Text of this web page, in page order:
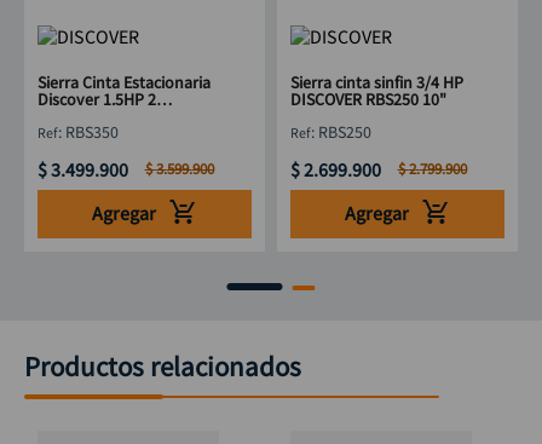
Sierra Cinta Estacionaria
Discover 1.5HP 2
: RBS350
$3.499.900 $3.599.900
Agregar
Sierra cinta sinfin 3/4 HP
DISCOVER RBS250 10"
: RBS250
$2.699.900 $2.799.900
Agregar
Productos relacionados